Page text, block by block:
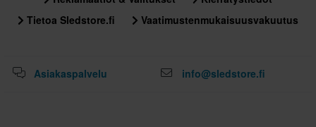
305 x 415 x 295 mm
XXL
Sertifiointistandardi
Tietoa Sledstore.fi
Vaatimustenmukaisuusvakuutus
Asiakaspalvelu info@sledstore.fi